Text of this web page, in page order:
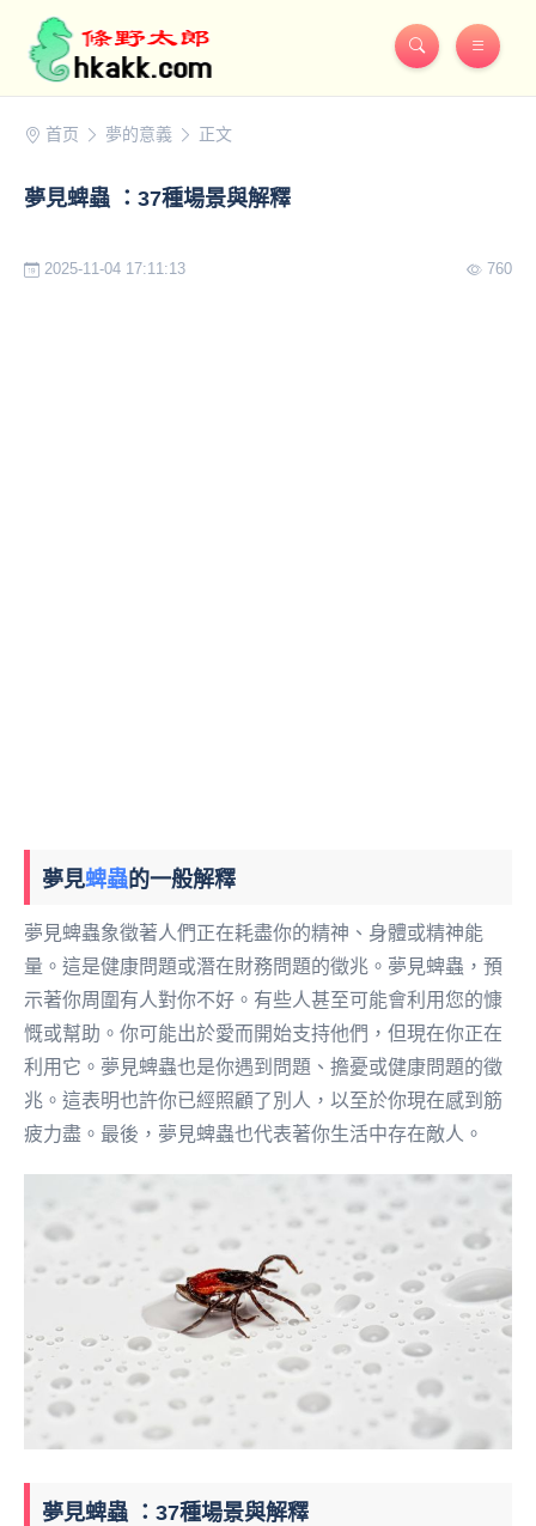
首页 夢的意義 正文
夢見蜱蟲 ：37種場景與解釋
2025-11-04 17:11:13 760
夢見蜱蟲的一般解釋
夢見蜱蟲象徵著人們正在耗盡你的精神、身體或精神能
量。這是健康問題或潛在財務問題的徵兆。夢見蜱蟲，預
示著你周圍有人對你不好。有些人甚至可能會利用您的慷
慨或幫助。你可能出於愛而開始支持他們，但現在你正在
利用它。夢見蜱蟲也是你遇到問題、擔憂或健康問題的徵
兆。這表明也許你已經照顧了別人，以至於你現在感到筋
疲力盡。最後，夢見蜱蟲也代表著你生活中存在敵人。
夢見蜱蟲 ：37種場景與解釋